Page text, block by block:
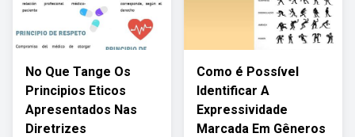
No Que Tange Os
Principios Eticos
Apresentados Nas
Diretrizes
Como é Possível
Identificar A
Expressividade
Marcada Em Gêneros